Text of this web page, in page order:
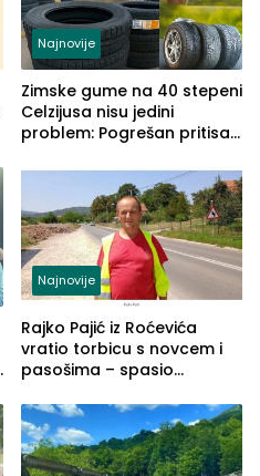
Najnovije
Zimske gume na 40 stepeni
Celzijusa nisu jedini
problem: Pogrešan pritisak
Najnovije
Rajko Pajić iz Roćevića
vratio torbicu s novcem i
pasošima – spasio
Grčkoj